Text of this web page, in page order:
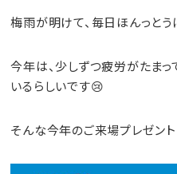
梅雨が明けて、毎日ほんっと
今年は、少しずつ疲労がたま
いるらしいです😢
そんな今年のご来場プレゼント